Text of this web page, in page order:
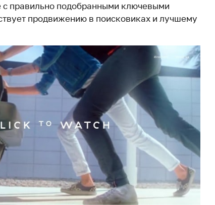
с правильно подобранными ключевыми
продвижению в поисковиках и лучшему